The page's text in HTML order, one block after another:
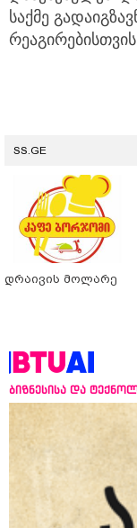
საქმე
SS.GE
დრაივის მოლარე
ბიზნესისა და